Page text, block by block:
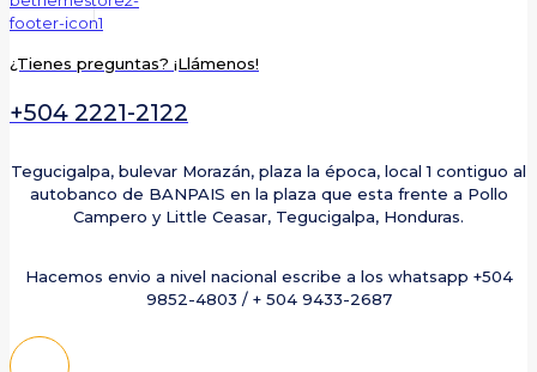
¿Tienes preguntas? ¡Llámenos!
+504 2221-2122
Tegucigalpa, bulevar Morazán, plaza la época, local 1 contiguo al
autobanco de BANPAIS en la plaza que esta frente a Pollo
Campero y Little Ceasar, Tegucigalpa, Honduras.
Hacemos envio a nivel nacional escribe a los whatsapp +504
9852-4803 / + 504 9433-2687